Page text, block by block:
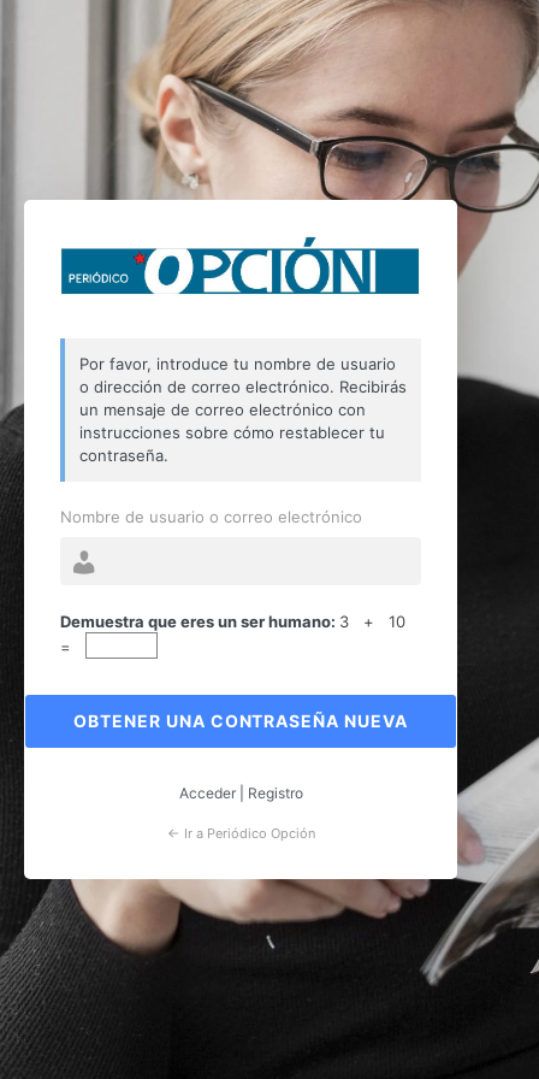
Contraseña
Por favor, introduce tu nombre de usuario
o dirección de correo electrónico. Recibirás
un mensaje de correo electrónico con
instrucciones sobre cómo restablecer tu
contraseña.
Nombre de usuario o correo electrónico
Demuestra que eres un ser humano: 3 + 10
=
Acceder| Registro
← Ir a Periódico Opción